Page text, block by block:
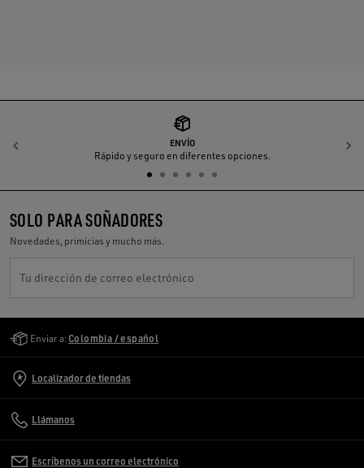
ENVÍO
Rápido y seguro en diferentes opciones.
Anterior
SOLO PARA SOÑADORES
Novedades, primicias y mucho más.
Tu dirección de correo electrónico
Enviar a: Colombia / español
Localizador de tiendas
Llámanos
Escríbenos un correo electrónico